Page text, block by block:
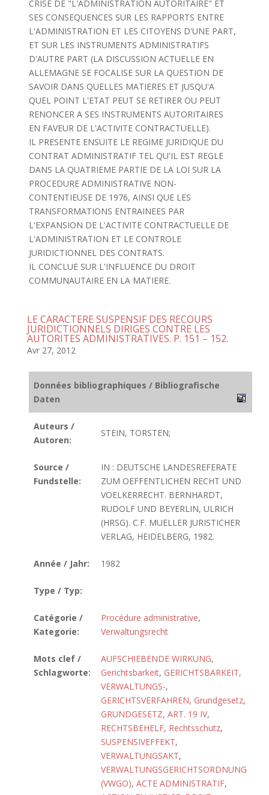
CRISE DE "L'ADMINISTRATION AUTORITAIRE" ET
SES CONSEQUENCES SUR LES RAPPORTS ENTRE
L'ADMINISTRATION ET LES CITOYENS D'UNE PART,
ET SUR LES INSTRUMENTS ADMINISTRATIFS
D'AUTRE PART (LA DISCUSSION ACTUELLE EN
ALLEMAGNE SE FOCALISE SUR LA QUESTION DE
SAVOIR DANS QUELLES MATIERES ET JUSQU'A
QUEL POINT L'ETAT PEUT SE RETIRER OU PEUT
RENONCER A SES INSTRUMENTS AUTORITAIRES
EN FAVEUR DE L'ACTIVITE CONTRACTUELLE).
IL PRESENTE ENSUITE LE REGIME JURIDIQUE DU
CONTRAT ADMINISTRATIF TEL QU'IL EST REGLE
DANS LA QUATRIEME PARTIE DE LA LOI SUR LA
PROCEDURE ADMINISTRATIVE NON-
CONTENTIEUSE DE 1976, AINSI QUE LES
TRANSFORMATIONS ENTRAINEES PAR
L'EXPANSION DE L'ACTIVITE CONTRACTUELLE DE
L'ADMINISTRATION ET LE CONTROLE
JURIDICTIONNEL DES CONTRATS.
IL CONCLUE SUR L'INFLUENCE DU DROIT
COMMUNAUTAIRE EN LA MATIERE.
LE CARACTERE SUSPENSIF DES RECOURS
JURIDICTIONNELS DIRIGES CONTRE LES
AUTORITES ADMINISTRATIVES. P. 151 – 152.
Avr 27, 2012
Données bibliographiques / Bibliografische
Daten
Auteurs /
Autoren:
STEIN, TORSTEN;
Source /
Fundstelle:
IN : DEUTSCHE LANDESREFERATE
ZUM OEFFENTLICHEN RECHT UND
VOELKERRECHT. BERNHARDT,
RUDOLF UND BEYERLIN, ULRICH
(HRSG). C.F. MUELLER JURISTICHER
VERLAG, HEIDELBERG, 1982.
Année / Jahr: 1982
Type / Typ:
Catégorie /
Kategorie:
Procédure administrative,
Verwaltungsrecht
Mots clef /
Schlagworte:
AUFSCHIEBENDE WIRKUNG,
Gerichtsbarkeit, GERICHTSBARKEIT,
VERWALTUNGS-,
GERICHTSVERFAHREN, Grundgesetz,
GRUNDGESETZ, ART. 19 IV,
RECHTSBEHELF, Rechtsschutz,
SUSPENSIVEFFEKT,
VERWALTUNGSAKT,
VERWALTUNGSGERICHTSORDNUNG
(VWGO), ACTE ADMINISTRATIF,